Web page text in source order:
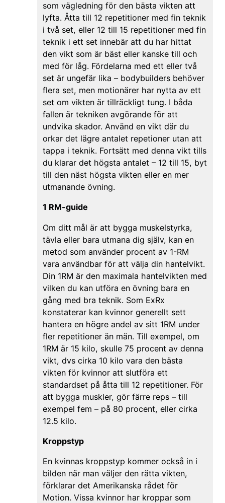
som vägledning för den bästa vikten att
lyfta. Åtta till 12 repetitioner med fin teknik
i två set, eller 12 till 15 repetitioner med fin
teknik i ett set innebär att du har hittat
den vikt som är bäst eller kanske till och
med för låg. Fördelarna med ett eller två
set är ungefär lika – bodybuilders behöver
flera set, men motionärer har nytta av ett
set om vikten är tillräckligt tung. I båda
fallen är tekniken avgörande för att
undvika skador. Använd en vikt där du
orkar det lägre antalet repetioner utan att
tappa i teknik. Fortsätt med denna vikt tills
du klarar det högsta antalet – 12 till 15, byt
till den näst högsta vikten eller en mer
utmanande övning.
1 RM-guide
Om ditt mål är att bygga muskelstyrka,
tävla eller bara utmana dig själv, kan en
metod som använder procent av 1-RM
vara användbar för att välja din hantelvikt.
Din 1RM är den maximala hantelvikten med
vilken du kan utföra en övning bara en
gång med bra teknik. Som ExRx
konstaterar kan kvinnor generellt sett
hantera en högre andel av sitt 1RM under
fler repetitioner än män. Till exempel, om
1RM är 15 kilo, skulle 75 procent av denna
vikt, dvs cirka 10 kilo vara den bästa
vikten för kvinnor att slutföra ett
standardset på åtta till 12 repetitioner. För
att bygga muskler, gör färre reps – till
exempel fem – på 80 procent, eller cirka
12.5 kilo.
Kroppstyp
En kvinnas kroppstyp kommer också in i
bilden när man väljer den rätta vikten,
förklarar det Amerikanska rådet för
Motion. Vissa kvinnor har kroppar som